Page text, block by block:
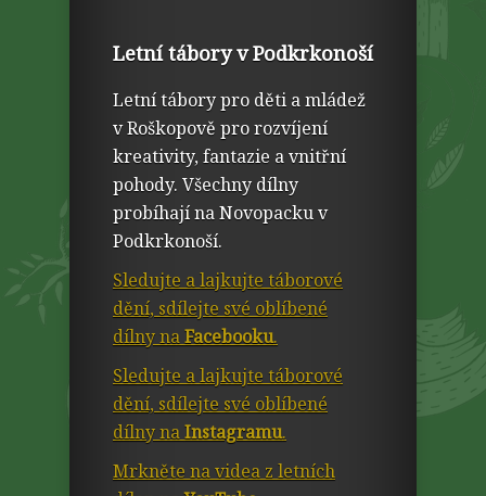
Letní tábory v Podkrkonoší
Letní tábory pro děti a mládež
v Roškopově pro rozvíjení
kreativity, fantazie a vnitřní
pohody. Všechny dílny
probíhají na Novopacku v
Podkrkonoší.
Sledujte a lajkujte táborové
dění, sdílejte své oblíbené
dílny naFacebooku.
Sledujte a lajkujte táborové
dění, sdílejte své oblíbené
dílny naInstagramu.
Mrkněte na videa z letních